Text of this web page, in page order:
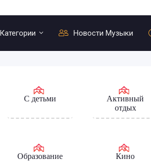
Категории Новости Музыки
С детьми
Активный
отдых
Образование Кино